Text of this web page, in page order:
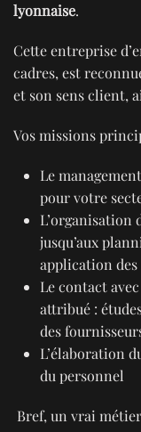
lyonnaise.
Cette entreprise
cadres, est
et son sens client,
Vos missions
Le
pour votre
L’organisation
jusqu’aux
application des
Le contact
attribué :
des
L’élaboration
du personnel
Bref, un vrai